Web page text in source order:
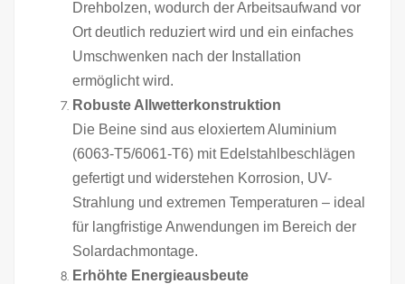
Drehbolzen, wodurch der Arbeitsaufwand vor
Ort deutlich reduziert wird und ein einfaches
Umschwenken nach der Installation
ermöglicht wird.
Robuste Allwetterkonstruktion
Die Beine sind aus eloxiertem Aluminium
(6063‑T5/6061‑T6) mit Edelstahlbeschlägen
gefertigt und widerstehen Korrosion, UV-
Strahlung und extremen Temperaturen – ideal
für langfristige Anwendungen im Bereich der
Solardachmontage.
Erhöhte Energieausbeute